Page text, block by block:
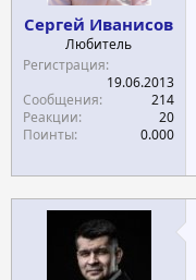
Сергей Иванисов
Любитель
Регистрация
19.06.2013
Сообщения
214
Реакции
20
Поинты
0.000